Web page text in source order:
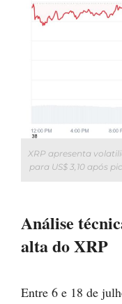
XRP apresenta
para US$ 3,10 após
Análise
alta do XRP
Entre 6 e 18 de